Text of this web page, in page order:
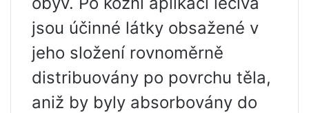
jsou účinné látky obsažené v
jeho složení rovnoměrně
distribuovány po povrchu těla,
aniž by byly absorbovány do